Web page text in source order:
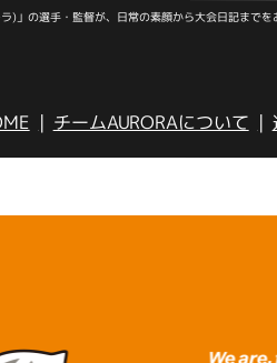
」の選手・監督が、日常の素顔から大会日記までを
チームAURORAについて